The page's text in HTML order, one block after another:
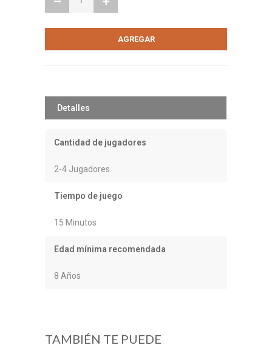
Detalles
Cantidad de jugadores
2-4 Jugadores
Tiempo de juego
15 Minutos
Edad mínima recomendada
8 Años
TAMBIÉN TE PUEDE